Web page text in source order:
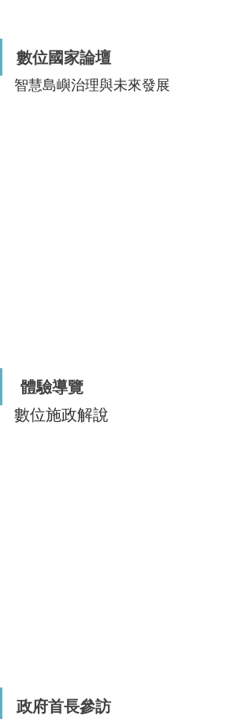
數位國家論壇
智慧島嶼治理與未來發展
體驗導覽
數位施政解說
政府首長參訪